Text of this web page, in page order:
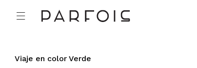

Viaje en color Verde